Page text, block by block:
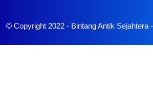
© Copyright 2022 - Bintang Antik Sejahtera-